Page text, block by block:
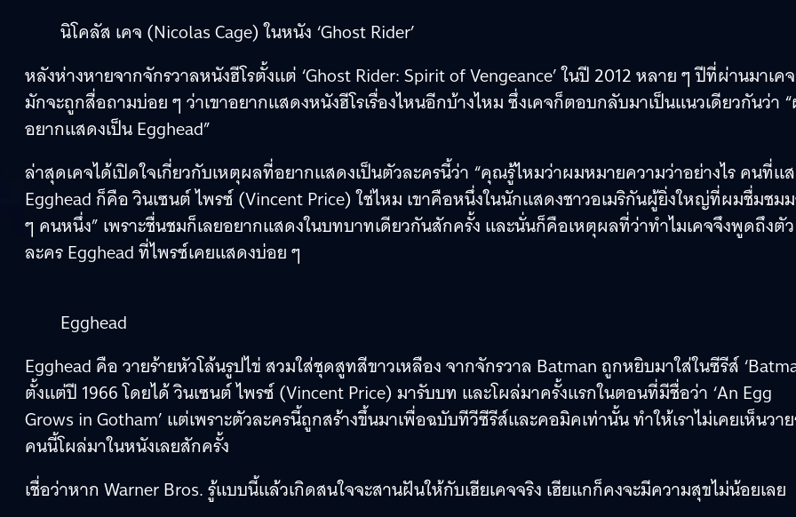
นิโคลัส เคจ (Nicolas Cage) ในหนัง ‘Ghost Rider’
หลังห่างหายจากจักรวาลหนังฮีโรตั้งแต่ ‘Ghost Rider: Spirit of Vengeance’ ในปี 2012 หลาย ๆ ปีที่ผ่านมาเค
มักจะถูกสื่อถามบ่อย ๆ ว่าเขาอยากแสดงหนังฮีโรเรื่องไหนอีกบ้างไหม ซึ่งเคจก็ตอบกลับมาเป็นแนวเดียวกันว่า
อยากแสดงเป็น Egghead”
ล่าสุดเคจได้เปิดใจเกี่ยวกับเหตุผลที่อยากแสดงเป็นตัวละครนี้ว่า “คุณรู้ไหมว่าผมหมายความว่าอย่างไร คนที่แ
Egghead ก็คือ วินเซนต์ ไพรซ์ (Vincent Price) ใช่ไหม เขาคือหนึ่งในนักแสดงชาวอเมริกันผู้ยิ่งใหญ่ที่ผมชื่มชม
ๆ คนหนึ่ง” เพราะชื่นชมก็เลยอยากแสดงในบทบาทเดียวกันสักครั้ง และนั่นก็คือเหตุผลที่ว่าทำไมเคจจึงพูดถึงตัว
ละคร Egghead ที่ไพรซ์เคยแสดงบ่อย ๆ
Egghead
Egghead คือ วายร้ายหัวโล้นรูปไข่ สวมใส่ชุดสูทสีขาวเหลือง จากจักรวาล Batman ถูกหยิบมาใส่ในซีรีส์
ตั้งแต่ปี 1966 โดยได้ วินเซนต์ ไพรซ์ (Vincent Price) มารับบท และโผล่มาครั้งแรกในตอนที่มีชื่อว่า ‘An Egg
Grows in Gotham’ แต่เพราะตัวละครนี้ถูกสร้างขึ้นมาเพื่อฉบับทีวีซีรีส์และคอมิคเท่านั้น ทำให้เราไม่เคยเห็นวา
คนนี้โผล่มาในหนังเลยสักครั้ง
เชื่อว่าหาก Warner Bros. รู้แบบนี้แล้วเกิดสนใจจะสานฝันให้กับเฮียเคจจริง เฮียแกก็คงจะมีความสุขไม่น้อยเลย